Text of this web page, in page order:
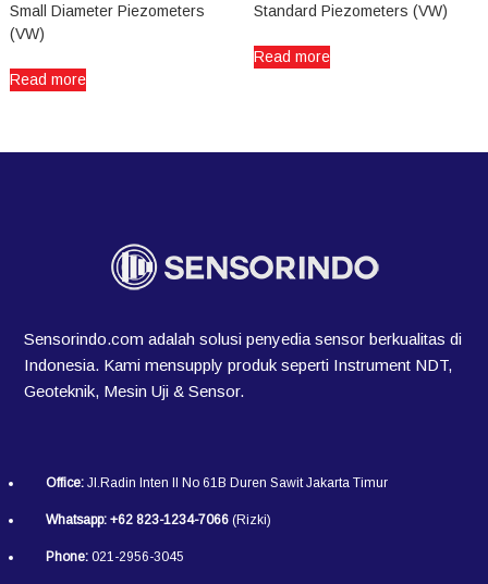
Small Diameter Piezometers
(VW)
Read more
Standard Piezometers (VW)
Read more
Sensorindo.com adalah solusi penyedia sensor berkualitas di
Indonesia. Kami mensupply produk seperti Instrument NDT,
Geoteknik, Mesin Uji & Sensor.
Office:Jl.Radin Inten II No 61B Duren Sawit Jakarta Timur
Whatsapp: +62 823-1234-7066(Rizki)
Phone:021-2956-3045